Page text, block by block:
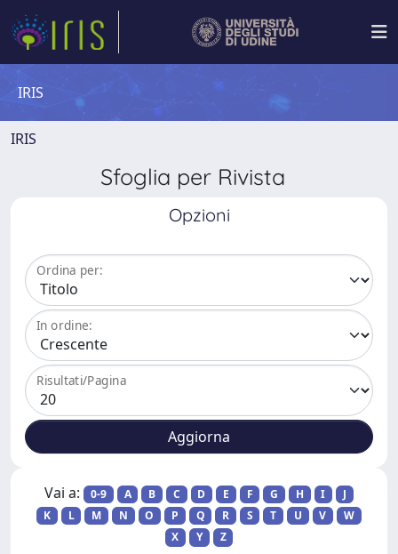
IRIS
IRIS
Sfoglia per Rivista
Opzioni
Ordina per:
In ordine:
Risultati/Pagina
Vai a: 0-9 A B C D E F G H I
J
K
L M N O P Q R S T U V
W
X
Y Z